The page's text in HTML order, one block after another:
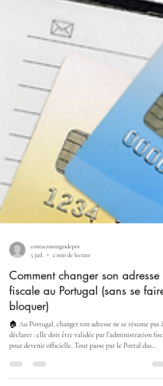
5 juil.
2 min de lecture
Comment changer son adresse
fiscale au Portugal (sans se faire
bloquer)
🏠 Au Portugal, changer ton adresse ne se résume pas à
pour devenir officielle. Tout passe par le Portal das
Finanças 1️⃣ Faire la modification en ligne Dans ton